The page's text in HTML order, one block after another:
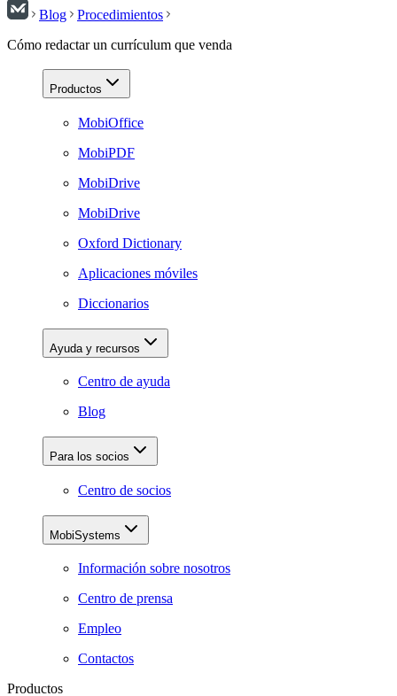
Blog
Procedimientos
Cómo redactar un currículum que venda
Productos
MobiOffice
MobiPDF
MobiDrive
MobiDrive
Oxford Dictionary
Aplicaciones móviles
Diccionarios
Ayuda y recursos
Centro de ayuda
Blog
Para los socios
Centro de socios
MobiSystems
Información sobre nosotros
Centro de prensa
Empleo
Contactos
Productos